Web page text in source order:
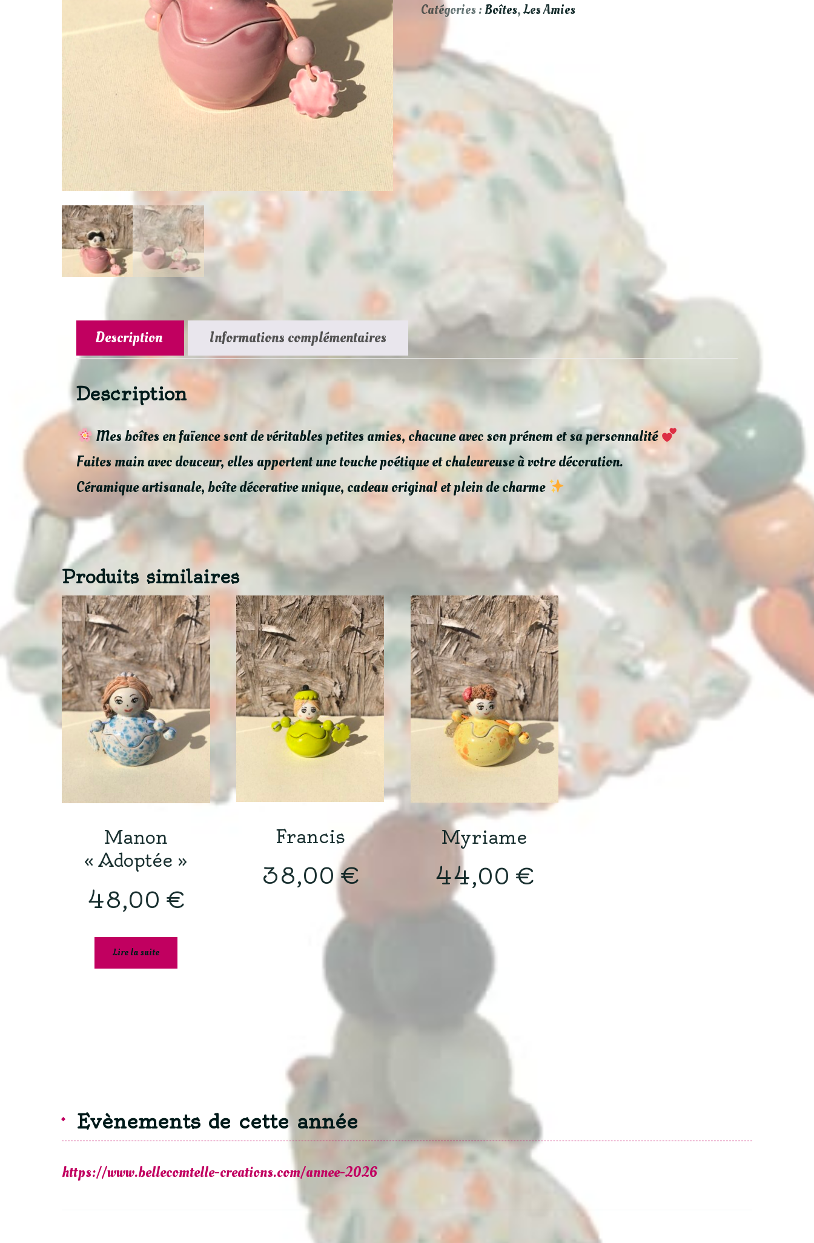
Catégories : Boîtes,Les Amies
Description Informations complémentaires
Description
Mes boîtes en faïence sont de véritables petites amies, chacune avec son prénom et sa personnalité
Faites main avec douceur, elles apportent une touche poétique et chaleureuse à votre décoration.
Céramique artisanale, boîte décorative unique, cadeau original et plein de charme
Produits similaires
Manon
« Adoptée »
48,00 €
Lire la suite
Francis
38,00€
Myriame
44,00 €
Evènements de cette année
https://www.bellecomtelle-creations.com/annee-2026